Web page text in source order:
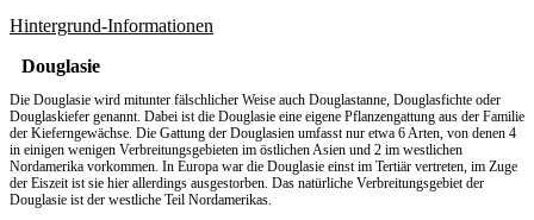
Hintergrund-Informationen
Douglasie
Die Douglasie wird mitunter fälschlicher Weise auch Douglastanne, Douglasfichte oder
Douglaskiefer genannt. Dabei ist die Douglasie eine eigene Pflanzengattung aus der Familie
der Kieferngewächse. Die Gattung der Douglasien umfasst nur etwa 6 Arten, von denen 4
in einigen wenigen Verbreitungsgebieten im östlichen Asien und 2 im westlichen
Nordamerika vorkommen. In Europa war die Douglasie einst im Tertiär vertreten, im Zuge
der Eiszeit ist sie hier allerdings ausgestorben. Das natürliche Verbreitungsgebiet der
Douglasie ist der westliche Teil Nordamerikas.